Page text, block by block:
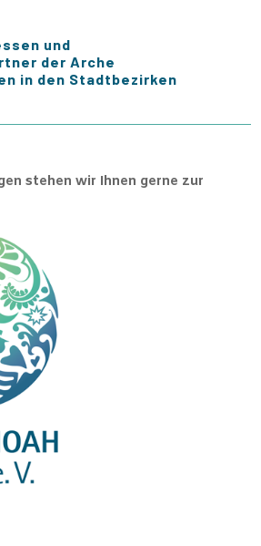
und
der Arche
in den Stadtbezirken
stehen wir Ihnen gerne zur